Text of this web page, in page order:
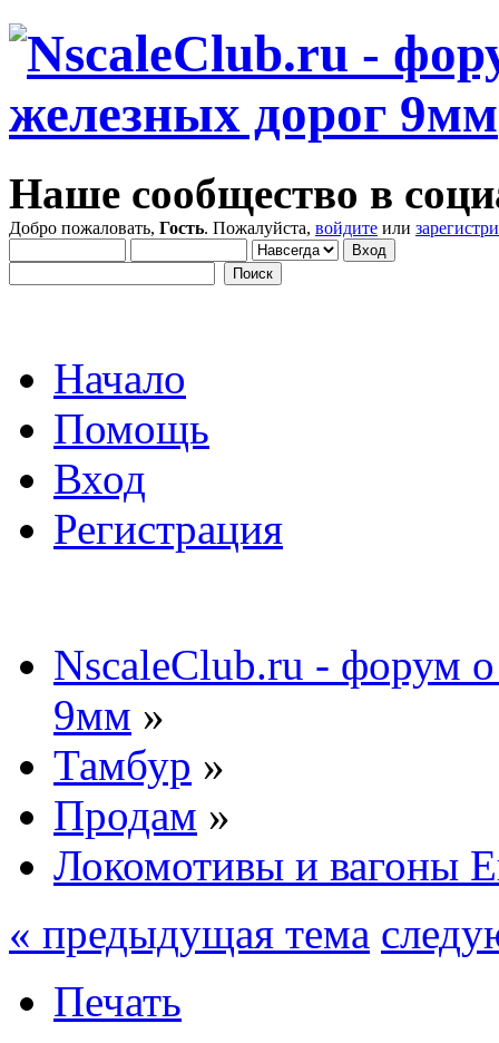
Наше сообщество в
Добро пожаловать, Гость. Пожалуйста, войдите или
Начало
Помощь
Вход
Регистрация
NscaleClub.ru - форум
9мм »
Тамбур »
Продам »
Локомотивы и вагоны
« предыдущая тема
Печать